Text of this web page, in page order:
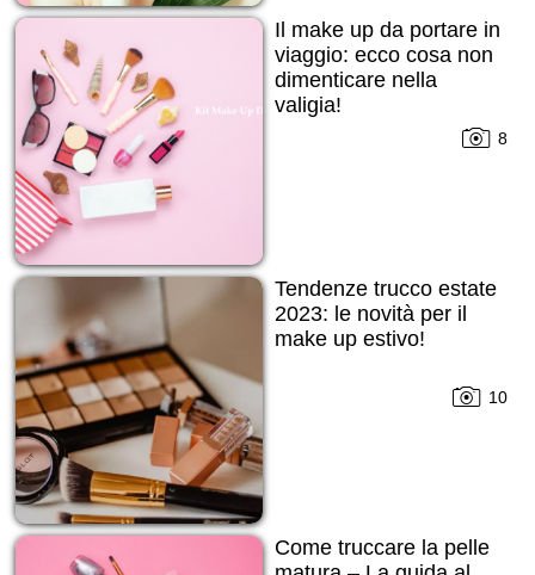
Il make up da portare in
viaggio: ecco cosa non
dimenticare nella
valigia!
8
Tendenze trucco estate
2023: le novità per il
make up estivo!
10
Come truccare la pelle